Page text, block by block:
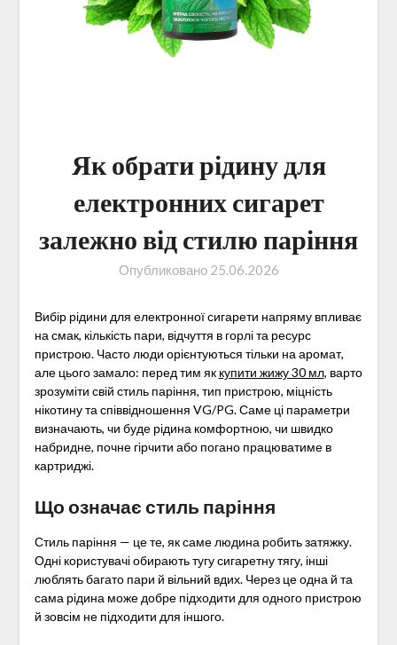
Як обрати рідину для
електронних сигарет
залежно від стилю паріння
Опубликовано 25.06.2026
Вибір рідини для електронної сигарети напряму впливає
на смак, кількість пари, відчуття в горлі та ресурс
пристрою. Часто люди орієнтуються тільки на аромат,
але цього замало: перед тим як купити жижу 30 мл, варто
зрозуміти свій стиль паріння, тип пристрою, міцність
нікотину та співвідношення VG/PG. Саме ці параметри
визначають, чи буде рідина комфортною, чи швидко
набридне, почне гірчити або погано працюватиме в
картриджі.
Що означає стиль паріння
Стиль паріння — це те, як саме людина робить затяжку.
Одні користувачі обирають тугу сигаретну тягу, інші
люблять багато пари й вільний вдих. Через це одна й та
сама рідина може добре підходити для одного пристрою
й зовсім не підходити для іншого.